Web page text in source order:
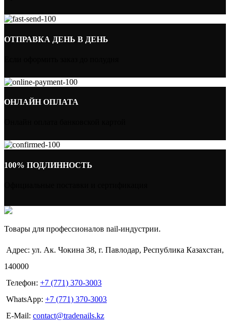
ОТПРАВКА ДЕНЬ В ДЕНЬ
ОНЛАЙН ОПЛАТА
100% ПОДЛИННОСТЬ
Товары для профессионалов nail-индустрии.
Адрес: ул. Ак. Чокина 38, г. Павлодар, Республика Казахстан,
140000
Телефон: +7 (771) 370-3003
WhatsApp: +7 (771) 370-3003
E-Mail: contact@tradenails.kz